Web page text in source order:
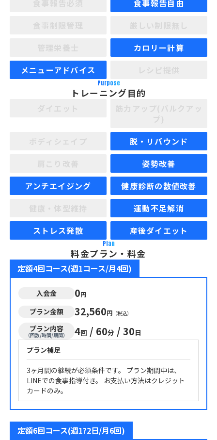
食事報告自由
カロリー計算
メニューアドバイス
Purpose
トレーニング目的
脱・リバウンド
姿勢改善
アンチエイジング
健康診断の数値改善
運動不足解消
ストレス発散
産後ダイエット
Plan
料金プラン・料金
定額4回コース(週1コース/月4回)
入会金 0円
プラン金額 32,560円 （税込）
プラン内容
（回数/時間/期間） 4回 / 60分 / 30日
プラン補足
3ヶ月間の継続が必須条件です。 プラン期間中は、
LINEでの食事指導付き。 お支払い方法はクレジット
カードのみ。
定額6回コース(週1?2日/月6回)